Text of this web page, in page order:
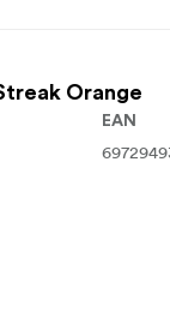
Orange
EAN